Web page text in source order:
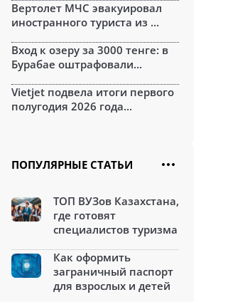
Вертолет МЧС эвакуировал
иностранного туриста из ...
Вход к озеру за 3000 тенге: в
Бурабае оштрафовали...
Vietjet подвела итоги первого
полугодия 2026 года...
ПОПУЛЯРНЫЕ СТАТЬИ
ТОП ВУЗов Казахстана,
где готовят
специалистов туризма
Как оформить
заграничный паспорт
для взрослых и детей